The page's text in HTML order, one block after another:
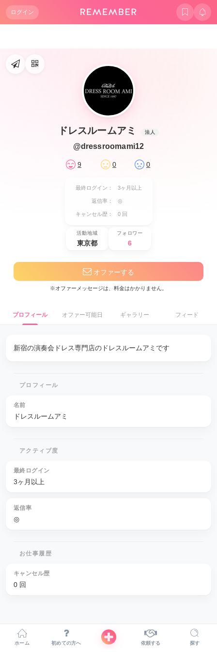
ログイン
ドレスルームアミ 法人
@dressroomami12
9 0 0
最終ログイン： 3ヶ月以上
返信率： ◎
キャンセル歴： 0 回
活動地域
東京都
フォロワー
6
オファーする
※オファーメッセージは、料金はかかりません。
プロフィール オファー可能日 ギャラリー フィード
新宿の演奏会ドレス専門店のドレスルームアミです
プロフィール
名前
ドレスルームアミ
アクティブ度
最終ログイン
3ヶ月以上
返信率
◎
お仕事履歴
キャンセル歴
0 回
ホーム 初めての方へ 依頼する 探す